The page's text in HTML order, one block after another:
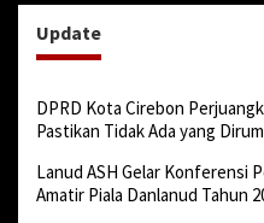
Update
DPRD Kota Cirebon
Pastikan Tidak Ada yang
Lanud ASH Gelar Konferensi
Amatir Piala Danlanud Tahun